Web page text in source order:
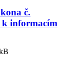
č.
k informacím